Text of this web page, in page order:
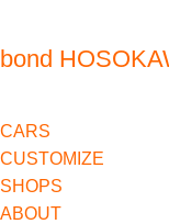
bond
CARS
CUSTOMIZE
SHOPS
ABOUT